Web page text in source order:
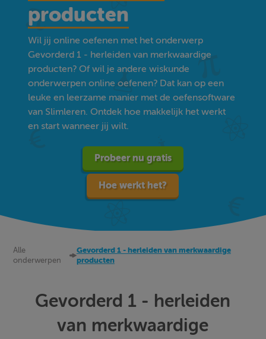
producten
Wil jij online oefenen met het onderwerp
Gevorderd 1 - herleiden van merkwaardige
producten? Of wil je andere wiskunde
onderwerpen online oefenen? Dat kan op een
leuke en leerzame manier met de oefensoftware
van Slimleren. Ontdek hoe makkelijk het werkt
en start wanneer jij wilt.
Probeer nu gratis
Hoe werkt het?
Alle
onderwerpen
Gevorderd 1 - herleiden van merkwaardige
producten
Gevorderd 1 - herleiden
van merkwaardige